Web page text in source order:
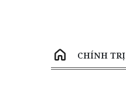
CHÍNH TRỊ